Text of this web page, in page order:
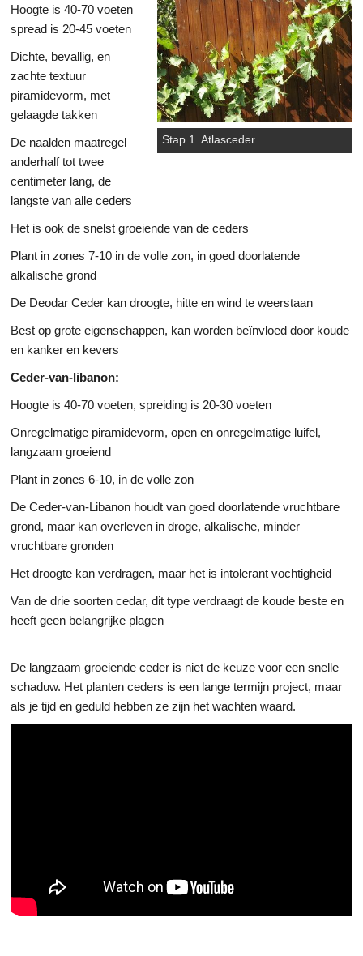
Stap 1. Atlasceder.
Hoogte is 40-70 voeten
spread is 20-45 voeten
Dichte, bevallig, en
zachte textuur
piramidevorm, met
gelaagde takken
De naalden maatregel
anderhalf tot twee
centimeter lang, de
langste van alle ceders
Het is ook de snelst groeiende van de ceders
Plant in zones 7-10 in de volle zon, in goed doorlatende
alkalische grond
De Deodar Ceder kan droogte, hitte en wind te weerstaan
Best op grote eigenschappen, kan worden beïnvloed door koude
en kanker en kevers
Ceder-van-libanon:
Hoogte is 40-70 voeten, spreiding is 20-30 voeten
Onregelmatige piramidevorm, open en onregelmatige luifel,
langzaam groeiend
Plant in zones 6-10, in de volle zon
De Ceder-van-Libanon houdt van goed doorlatende vruchtbare
grond, maar kan overleven in droge, alkalische, minder
vruchtbare gronden
Het droogte kan verdragen, maar het is intolerant vochtigheid
Van de drie soorten cedar, dit type verdraagt de koude beste en
heeft geen belangrijke plagen
De langzaam groeiende ceder is niet de keuze voor een snelle
schaduw. Het planten ceders is een lange termijn project, maar
als je tijd en geduld hebben ze zijn het wachten waard.